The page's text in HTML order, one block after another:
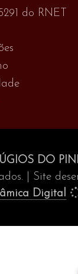
do RNET
DO
| Site
Digital